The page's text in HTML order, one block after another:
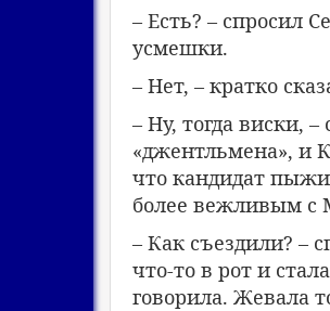
– Есть? – спросил
усмешки.
– Нет, – кратко
– Ну, тогда виски,
«джентльмена», и
что кандидат
более вежливым с
– Как съездили? –
что-то в рот и
говорила. Жевала